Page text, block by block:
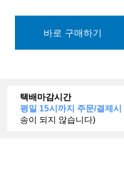
바로 구매하기
택배마감시간
평일 15시까지 주문/결제시
송이 되지 않습니다)